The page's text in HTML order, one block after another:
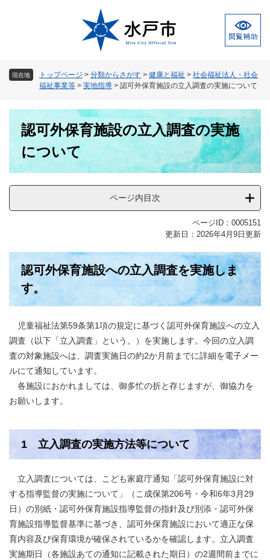
現在地 トップページ > 分類からさがす > 健康と福祉 > 社会福祉法人・社会
福祉事業等 > 実地指導 > 認可外保育施設の立入調査の実施について
認可外保育施設の立入調査の実施
について
ページ内目次
ページID：0005151
更新日：2026年4月9日更新
認可外保育施設への立入調査を実施しま
す。
児童福祉法第59条第1項の規定に基づく認可外保育施設への立入
調査（以下「立入調査」という。）を実施します。今回の立入調
査の対象施設へは、調査実施日の約2か月前までに詳細を電子メー
ルにて通知しています。
各施設におかれましては、御多忙の折と存じますが、御協力を
お願いします。
1 立入調査の実施方法等について
立入調査については、こども家庭庁通知「認可外保育施設に対
する指導監督の実施について」（こ成保第206号・令和6年3月29
日）の別紙・認可外保育施設指導監督の指針及び別添・認可外保
育施設指導監督基準に基づき、認可外保育施設において適正な保
育内容及び保育環境が確保されているかを確認します。立入調査
実施期日（各施設あての通知に記載された期日）の2週間前までに